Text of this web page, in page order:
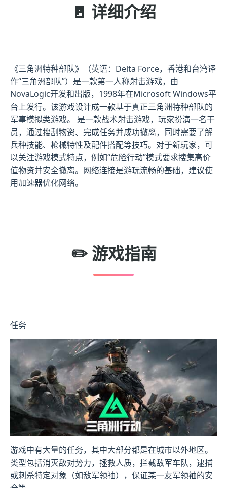
🚪 详细介绍
《三角洲特种部队》（英语：Delta Force，香港和台湾译
作“三角洲部队”）是一款第一人称射击游戏，由
NovaLogic开发和出版，1998年在Microsoft Windows平
台上发行。该游戏设计成一款基于真正三角洲特种部队的
军事模拟类游戏。 是一款战术射击游戏，玩家扮演一名干
员，通过搜刮物资、完成任务并成功撤离，同时需要了解
兵种技能、枪械特性及配件搭配等技巧。对于新玩家，可
以关注游戏模式特点，例如“危险行动”模式要求搜集高价
值物资并安全撤离。网络连接是游玩流畅的基础，建议使
用加速器优化网络。
✏️ 游戏指南
任务
游戏中有大量的任务，其中大部分都是在城市以外地区。
类型包括消灭敌对势力，拯救人质，拦截敌军车队，逮捕
或刺杀特定对象（如敌军领袖），保证某一友军领袖的安